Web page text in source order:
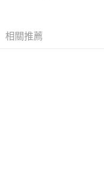
support/home
相關推薦